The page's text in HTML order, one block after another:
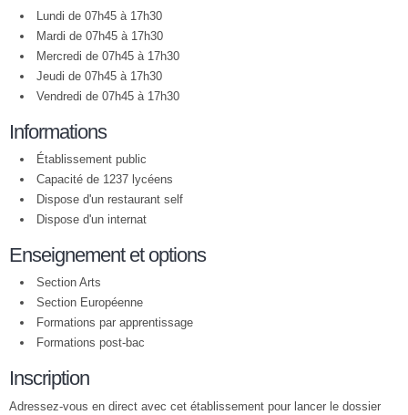
Lundi de 07h45 à 17h30
Mardi de 07h45 à 17h30
Mercredi de 07h45 à 17h30
Jeudi de 07h45 à 17h30
Vendredi de 07h45 à 17h30
Informations
Établissement public
Capacité de 1237 lycéens
Dispose d'un restaurant self
Dispose d'un internat
Enseignement et options
Section Arts
Section Européenne
Formations par apprentissage
Formations post-bac
Inscription
Adressez-vous en direct avec cet établissement pour lancer le dossier